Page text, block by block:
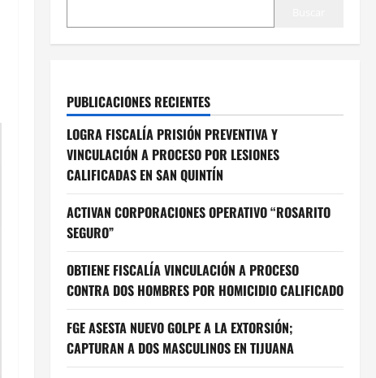
PUBLICACIONES RECIENTES
LOGRA FISCALÍA PRISIÓN PREVENTIVA Y
VINCULACIÓN A PROCESO POR LESIONES
CALIFICADAS EN SAN QUINTÍN
ACTIVAN CORPORACIONES OPERATIVO “ROSARITO
SEGURO”
OBTIENE FISCALÍA VINCULACIÓN A PROCESO
CONTRA DOS HOMBRES POR HOMICIDIO CALIFICADO
FGE ASESTA NUEVO GOLPE A LA EXTORSIÓN;
CAPTURAN A DOS MASCULINOS EN TIJUANA